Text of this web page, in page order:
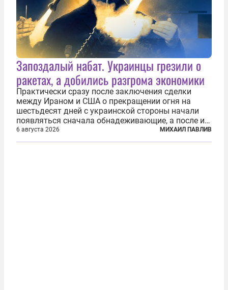
Запоздалый набат. Украинцы грезили о
ракетах, а добились разгрома экономики
Практически сразу после заключения сделки
между Ираном и США о прекращении огня на
шестьдесят дней с украинской стороны начали
появляться сначала обнадеживающие, а после и
вовсе бравурные заявления про некий «перелом»
в войне. Вероятно, в сознании первых лиц
6 августа 2026 МИХАИЛ ПАВЛИВ